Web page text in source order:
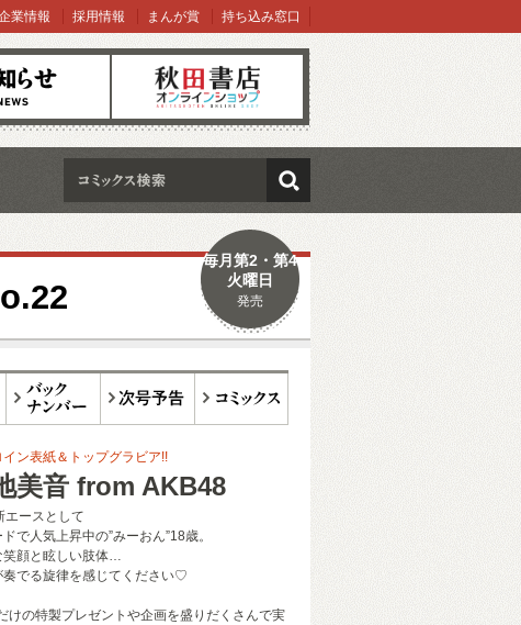
オンラインショップ
業情報 採用情報 まんが賞 持ち込み窓口
検索
毎月第2・第4
火曜日
発売
イン表紙＆トップグラビア!!
美音 from AKB48
エースとして
で人気上昇中の”みーおん”18歳。
笑顔と眩しい肢体…
奏でる旋律を感じてください♡
けの特製プレゼントや企画を盛りだくさんで実